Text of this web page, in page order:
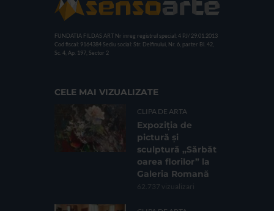
FUNDATIA FILDAS ART Nr inreg registrul special: 4 PJ/ 29.01.2013
Cod fiscal: 9164384 Sediu social: Str. Delfinului, Nr. 6, parter Bl. 42,
Sc. 4, Ap. 197, Sector 2
CELE MAI VIZUALIZATE
CLIPA DE ARTA
Expoziția de
pictură și
sculptură „Sărbăt
oarea florilor” la
Galeria Romană
62.737 vizualizari